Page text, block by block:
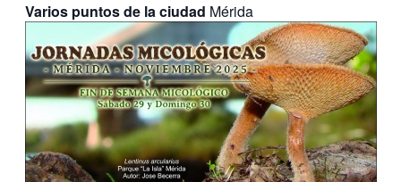
Varios puntos de la ciudad Mérida